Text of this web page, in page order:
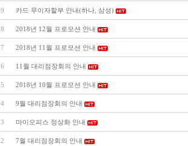
카드 무이자할부 안내(하나, 삼성)
2018년 12월 프로모션 안내
2018년 11월 프로모션 안내
11월 대리점장회의 안내
2018년 10월 프로모션 안내
9월 대리점장회의 안내
마이오피스 정상화 안내
7월 대리점장회의 안내